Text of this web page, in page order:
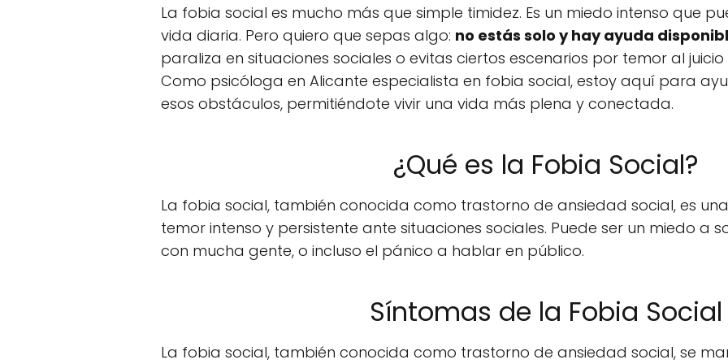
La fobia social es mucho más que simple timidez. Es un miedo intenso que
vida diaria. Pero quiero que sepas algo: no estás solo y hay ayuda
paraliza en situaciones sociales o evitas ciertos escenarios por temor al
Como psicóloga en Alicante especialista en fobia social, estoy aquí para
esos obstáculos, permitiéndote vivir una vida más plena y conectada.
¿Qué es la Fobia Social?
La fobia social, también conocida como trastorno de ansiedad social, es
temor intenso y persistente ante situaciones sociales. Puede ser un miedo a
con mucha gente, o incluso el pánico a hablar en público.
Síntomas de la Fobia Social
La fobia social, también conocida como trastorno de ansiedad social, se